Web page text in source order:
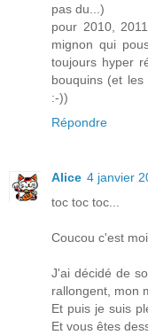
pas du...)
pour 2010,
mignon qui
toujours hyper
bouquins (et
:-))
Répondre
Alice 4 janvier
toc toc toc...
Coucou c'est
J'ai décidé de
rallongent, mon
Et puis je suis
Et vous êtes